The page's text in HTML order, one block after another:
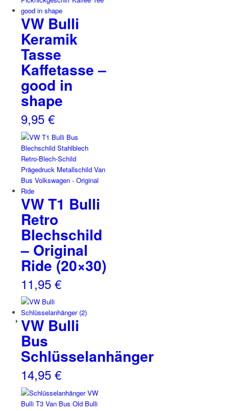
VW Bulli
Keramik
Tasse
Kaffetasse –
good in
shape
9,95 €
VW T1 Bulli
Retro
Blechschild
– Original
Ride (20×30)
11,95 €
VW Bulli
Bus
Schlüsselanhänger
14,95 €